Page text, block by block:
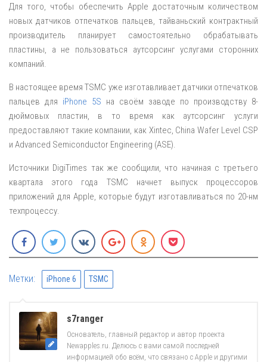
Для того, чтобы обеспечить Apple достаточным количеством
новых датчиков отпечатков пальцев, тайваньский контрактный
производитель планирует самостоятельно обрабатывать
пластины, а не пользоваться аутсорсинг услугами сторонних
компаний.
В настоящее время TSMC уже изготавливает датчики отпечатков
пальцев для iPhone 5S на своём заводе по производству 8-
дюймовых пластин, в то время как аутсорсинг услуги
предоставляют такие компании, как Xintec, China Wafer Level CSP
и Advanced Semiconductor Engineering (ASE).
Источники DigiTimes так же сообщили, что начиная с третьего
квартала этого года TSMC начнет выпуск процессоров
приложений для Apple, которые будут изготавливаться по 20-нм
техпроцессу.
Метки: iPhone 6 TSMC
s7ranger
Основатель, главный редактор и автор проекта
Newapples.ru. Делюсь с вами самой последней
информацией обо всём, что связано с Apple и другими